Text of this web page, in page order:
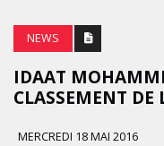
NEWS
IDAAT
CLASSEMENT DE
MERCREDI 18 MAI 2016